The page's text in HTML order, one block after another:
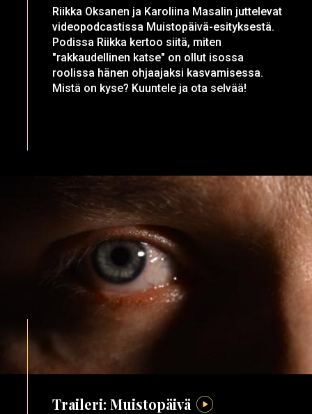
Riikka Oksanen ja Karoliina Masalin juttelevat
videopodcastissa Muistopäivä-esityksestä.
Podissa Riikka kertoo siitä, miten
"rakkaudellinen katse" on ollut isossa
roolissa hänen ohjaajaksi kasvamisessa.
Mistä on kyse? Kuuntele ja ota selvää!
Traileri: Muistopäivä